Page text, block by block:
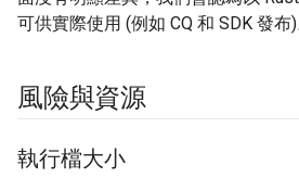
可供實際使用 (例如 CQ 和 SDK 發布)
風險與資源
執行檔大小